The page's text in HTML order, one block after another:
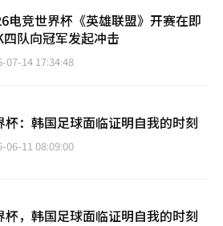
电竞世界杯《英雄联盟》开赛在即
四队向冠军发起冲击
07-14 17:34:48
杯：韩国足球面临证明自我的时刻
06-11 08:09:00
杯，韩国足球面临证明自我的时刻